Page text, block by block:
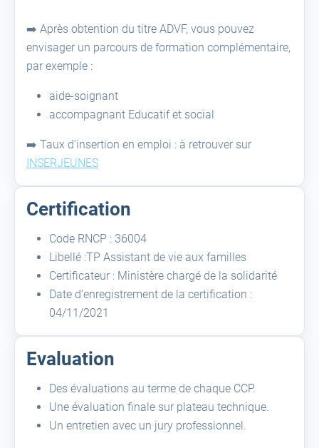
➡️ Après obtention du titre ADVF, vous pouvez
envisager un parcours de formation complémentaire,
par exemple :
aide-soignant
accompagnant Educatif et social
➡️ Taux d’insertion en emploi : à retrouver sur
INSERJEUNES
Certification
Code RNCP : 36004
Libellé :TP Assistant de vie aux familles
Certificateur : Ministère chargé de la solidarité
Date d’enregistrement de la certification :
04/11/2021
Evaluation
Des évaluations au terme de chaque CCP.
Une évaluation finale sur plateau technique.
Un entretien avec un jury professionnel.